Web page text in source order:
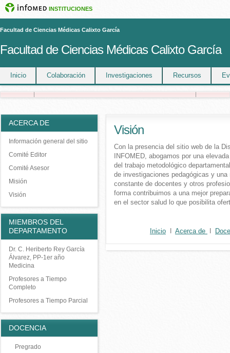
INSTITUCIONES
Facultad de Ciencias Médicas Calixto García
Facultad de Ciencias Médicas Calixto García
Inicio Colaboración Investigaciones Recursos
Visión
Con la presencia del sitio web de la
INFOMED, abogamos por una
del trabajo metodológico
de investigaciones pedagógicas y
constante de docentes y otros
forma contribuimos a una mejor
en el sector salud lo que posibilita
Inicioǀ Acerca de
ACERCA DE
Información general del sitio
Comité Editor
Comité Asesor
Misión
Visión
MIEMBROS DEL
DEPARTAMENTO
Dr. C. Heriberto Rey García
Álvarez, PP-1er año
Medicina
Profesores a Tiempo
Completo
Profesores a Tiempo Parcial
DOCENCIA
Pregrado